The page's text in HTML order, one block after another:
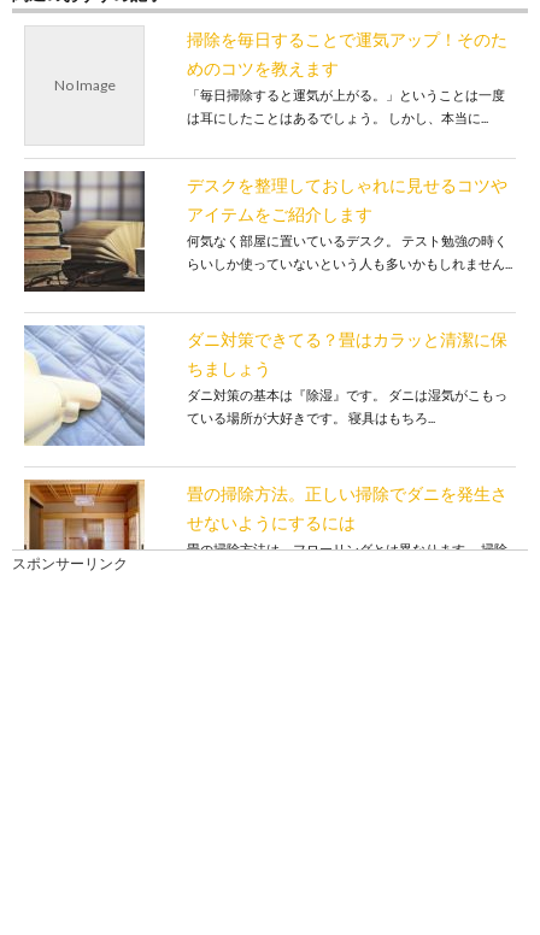
No Image
掃除を毎日することで運気アップ！そのた
めのコツを教えます
「毎日掃除すると運気が上がる。」ということは一度
は耳にしたことはあるでしょう。 しかし、本当に...
デスクを整理しておしゃれに見せるコツや
アイテムをご紹介します
何気なく部屋に置いているデスク。 テスト勉強の時く
らいしか使っていないという人も多いかもしれません...
ダニ対策できてる？畳はカラッと清潔に保
ちましょう
ダニ対策の基本は『除湿』です。 ダニは湿気がこもっ
ている場所が大好きです。 寝具はもちろ...
畳の掃除方法。正しい掃除でダニを発生さ
せないようにするには
畳の掃除方法は、フローリングとは異なります。 掃除
スポンサーリンク